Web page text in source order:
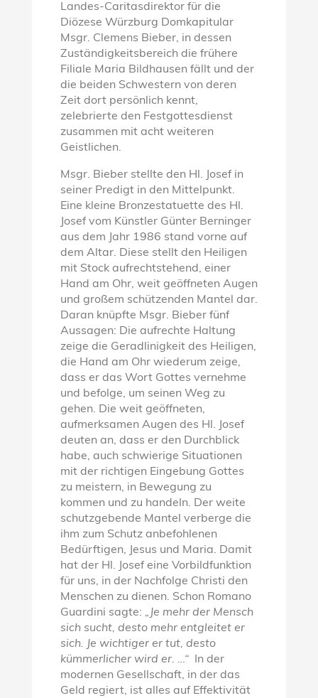
Landes-Caritasdirektor für die
Diözese Würzburg Domkapitular
Msgr. Clemens Bieber, in dessen
Zuständigkeitsbereich die frühere
Filiale Maria Bildhausen fällt und der
die beiden Schwestern von deren
Zeit dort persönlich kennt,
zelebrierte den Festgottesdienst
zusammen mit acht weiteren
Geistlichen.
Msgr. Bieber stellte den Hl. Josef in
seiner Predigt in den Mittelpunkt.
Eine kleine Bronzestatuette des Hl.
Josef vom Künstler Günter Berninger
aus dem Jahr 1986 stand vorne auf
dem Altar. Diese stellt den Heiligen
mit Stock aufrechtstehend, einer
Hand am Ohr, weit geöffneten Augen
und großem schützenden Mantel dar.
Daran knüpfte Msgr. Bieber fünf
Aussagen: Die aufrechte Haltung
zeige die Geradlinigkeit des Heiligen,
die Hand am Ohr wiederum zeige,
dass er das Wort Gottes vernehme
und befolge, um seinen Weg zu
gehen. Die weit geöffneten,
aufmerksamen Augen des Hl. Josef
deuten an, dass er den Durchblick
habe, auch schwierige Situationen
mit der richtigen Eingebung Gottes
zu meistern, in Bewegung zu
kommen und zu handeln. Der weite
schutzgebende Mantel verberge die
ihm zum Schutz anbefohlenen
Bedürftigen, Jesus und Maria. Damit
hat der Hl. Josef eine Vorbildfunktion
für uns, in der Nachfolge Christi den
Menschen zu dienen. Schon Romano
Guardini sagte: „Je mehr der Mensch
sich sucht, desto mehr entgleitet er
sich. Je wichtiger er tut, desto
kümmerlicher wird er. …“In der
modernen Gesellschaft, in der das
Geld regiert, ist alles auf Effektivität